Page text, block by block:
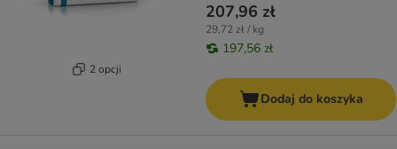
2 opcji
207,96 zł
29,72 zł / kg
197,56 zł
Dodaj do koszyka